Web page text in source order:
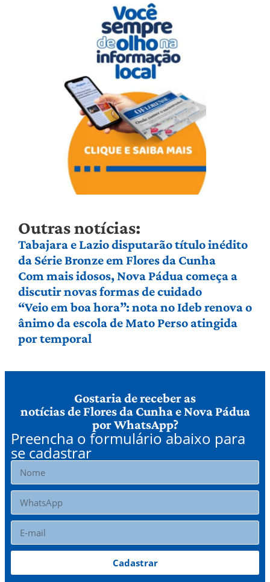
Outras notícias:
Tabajara e Lazio disputarão título inédito
da Série Bronze em Flores da Cunha
Com mais idosos, Nova Pádua começa a
discutir novas formas de cuidado
“Veio em boa hora”: nota no Ideb renova o
ânimo da escola de Mato Perso atingida
por temporal
Gostaria de receber as
notícias de Flores da Cunha e Nova Pádua
por WhatsApp?
Preencha o formulário abaixo para
se cadastrar
Cadastrar